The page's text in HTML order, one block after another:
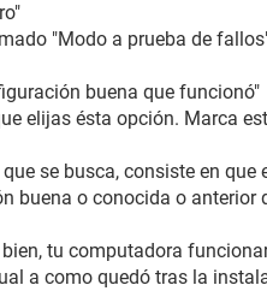
"Modo a prueba de
buena que funcionó"
elijas ésta opción. Marca
se busca, consiste en
buena o conocida o anterior
tu computadora
a como quedó tras la